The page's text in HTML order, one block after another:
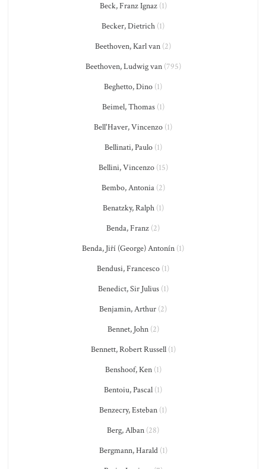
Beck, Franz Ignaz(1)
Becker, Dietrich (1)
Beethoven, Karl van (2)
Beethoven, Ludwig van(795)
Beghetto, Dino (1)
Beimel, Thomas(1)
Bell'Haver, Vincenzo (1)
Bellinati, Paulo(1)
Bellini, Vincenzo(15)
Bembo, Antonia(2)
Benatzky, Ralph(1)
Benda, Franz (2)
Benda, Jiří (George) Antonín (1)
Bendusi, Francesco (1)
Benedict, Sir Julius(1)
Benjamin, Arthur (2)
Bennet, John(2)
Bennett, Robert Russell(1)
Benshoof, Ken(1)
Bentoiu, Pascal (1)
Benzecry, Esteban (1)
Berg, Alban (28)
Bergmann, Harald(1)